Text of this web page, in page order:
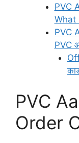
PVC
What
PVC
PVC
PVC
Order